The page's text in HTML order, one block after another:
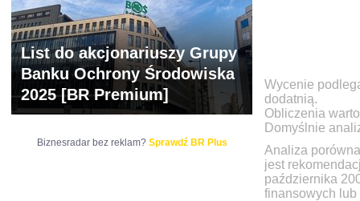
Wycenie
dodatnią.
Obliczenia
Domyślnie
Analiza
jest
października
finansowych lub
List do akcjonariuszy Grupy
Banku Ochrony Środowiska
2025 [BR Premium]
Biznesradar bez reklam? Sprawdź BR Plus